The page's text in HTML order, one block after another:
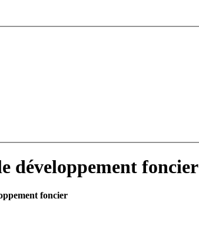
développement foncier
foncier